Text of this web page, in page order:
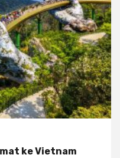
ke Vietnam